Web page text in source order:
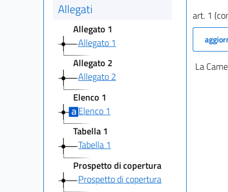
Allegati
Allegato 1
Allegato 1
Allegato 2
Allegato 2
Elenco 1
Elenco 1
Tabella 1
Tabella 1
Prospetto di copertura
Prospetto di copertura
art. 1
La